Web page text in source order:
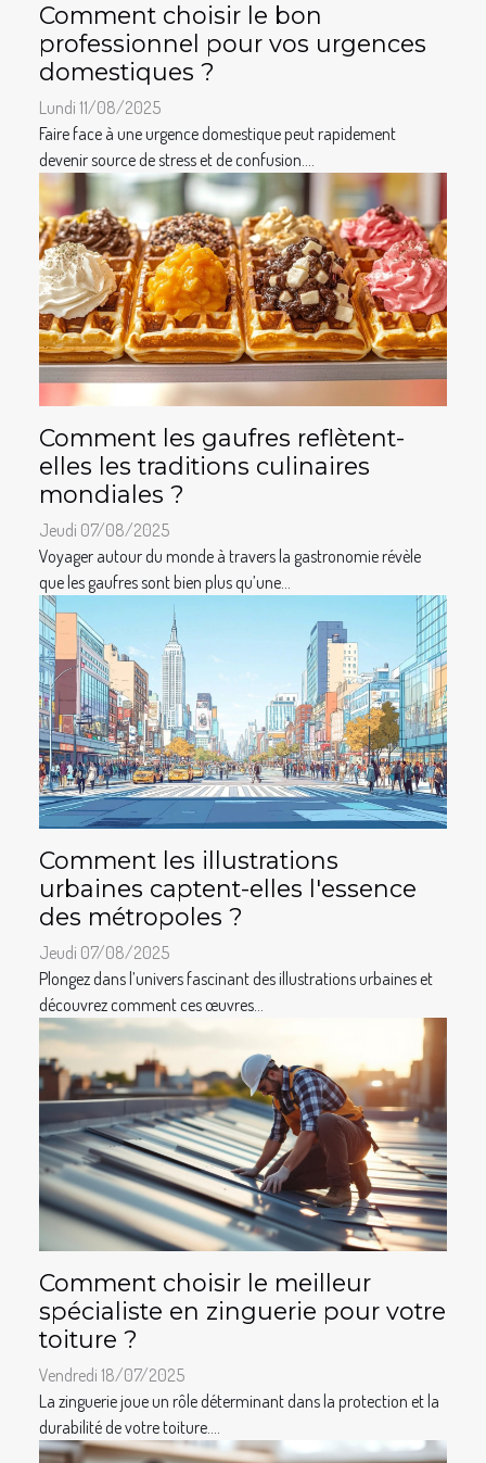
Comment choisir le bon
professionnel pour vos urgences
domestiques ?
Lundi 11/08/2025
Faire face à une urgence domestique peut rapidement
devenir source de stress et de confusion....
Comment les gaufres reflètent-
elles les traditions culinaires
mondiales ?
Jeudi 07/08/2025
Voyager autour du monde à travers la gastronomie révèle
que les gaufres sont bien plus qu’une...
Comment les illustrations
urbaines captent-elles l'essence
des métropoles ?
Jeudi 07/08/2025
Plongez dans l’univers fascinant des illustrations urbaines et
découvrez comment ces œuvres...
Comment choisir le meilleur
spécialiste en zinguerie pour votre
toiture ?
Vendredi 18/07/2025
La zinguerie joue un rôle déterminant dans la protection et la
durabilité de votre toiture....